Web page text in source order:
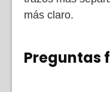
más claro.
Preguntas